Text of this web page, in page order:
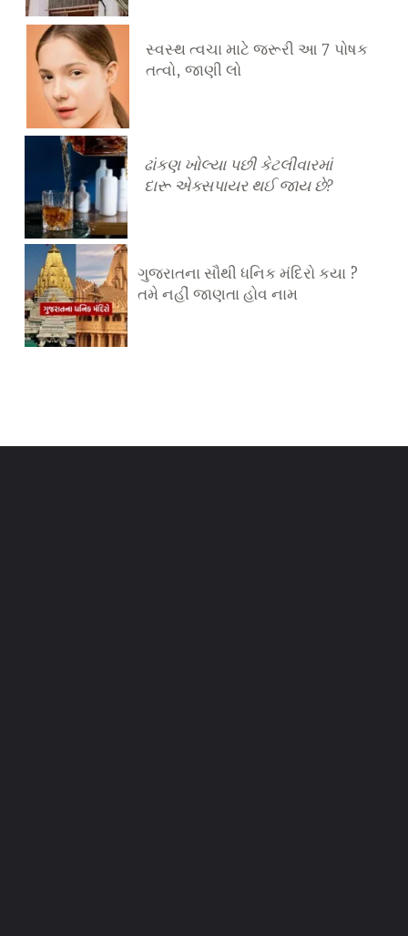
ઢાંકણ ખોલ્યા પછી કેટલીવારમાં
દારૂ એક્સપાયર થઈ જાય છે?
ગુજરાતના સૌથી ધનિક મંદિરો કયા ?
તમે નહીં જાણતા હોવ નામ
સ્વસ્થ ત્વચા માટે જરૂરી આ 7 પોષક
તત્વો, જાણી લો